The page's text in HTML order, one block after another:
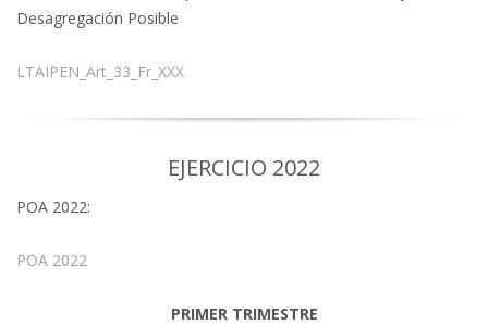
Desagregación Posible
LTAIPEN_Art_33_Fr_XXX
EJERCICIO 2022
POA 2022:
POA 2022
PRIMER TRIMESTRE